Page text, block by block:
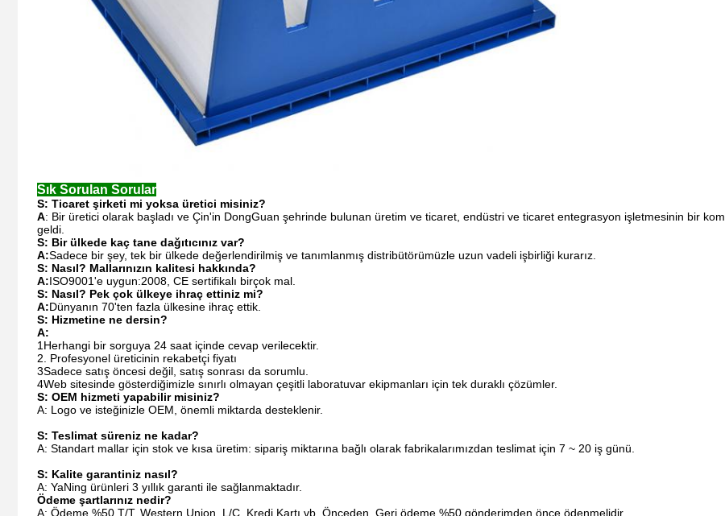
Sık Sorulan Sorular
S: Ticaret şirketi mi yoksa üretici misiniz?
A: Bir üretici olarak başladı ve Çin'in DongGuan şehrinde bulunan üretim ve ticaret, endüstri ve ticaret entegrasyon işletmesinin bir
geldi.
S: Bir ülkede kaç tane dağıtıcınız var?
A:Sadece bir şey, tek bir ülkede değerlendirilmiş ve tanımlanmış distribütörümüzle uzun vadeli işbirliği kurarız.
S: Nasıl? Mallarınızın kalitesi hakkında?
A:ISO9001'e uygun:2008, CE sertifikalı birçok mal.
S: Nasıl? Pek çok ülkeye ihraç ettiniz mi?
A:Dünyanın 70'ten fazla ülkesine ihraç ettik.
S: Hizmetine ne dersin?
A:
1Herhangi bir sorguya 24 saat içinde cevap verilecektir.
2. Profesyonel üreticinin rekabetçi fiyatı
3Sadece satış öncesi değil, satış sonrası da sorumlu.
4Web sitesinde gösterdiğimizle sınırlı olmayan çeşitli laboratuvar ekipmanları için tek duraklı çözümler.
S: OEM hizmeti yapabilir misiniz?
A: Logo ve isteğinizle OEM, önemli miktarda desteklenir.
S: Teslimat süreniz ne kadar?
A: Standart mallar için stok ve kısa üretim: sipariş miktarına bağlı olarak fabrikalarımızdan teslimat için 7 ~ 20 iş günü.
S: Kalite garantiniz nasıl?
A: YaNing ürünleri 3 yıllık garanti ile sağlanmaktadır.
Ödeme şartlarınız nedir?
A: Ödeme %50 T/T, Western Union, L/C, Kredi Kartı vb. Önceden. Geri ödeme %50 gönderimden önce ödenmelidir.